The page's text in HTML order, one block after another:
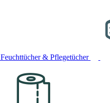
Feuchttücher & Pflegetücher